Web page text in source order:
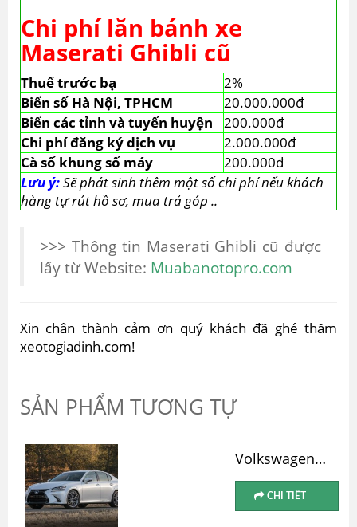
Chi phí lăn bánh xe
Maserati Ghibli cũ
Thuế trước bạ
2%
Biển số Hà Nội, TPHCM
20.000.000đ
Biển các tỉnh và tuyến huyện
200.000đ
Chi phí đăng ký dịch vụ
2.000.000đ
Cà số khung số máy
200.000đ
Lưu ý:Sẽ phát sinh thêm một số chi phí nếu khách
hàng tự rút hồ sơ, mua trả góp ..
>>> Thông tin Maserati Ghibli cũ được
lấy từ Website: Muabanotopro.com
Xin chân thành cảm ơn quý khách đã ghé thăm
xeotogiadinh.com!
SẢN PHẨM TƯƠNG TỰ
Volkswagen Jetta Cũ
CHI TIẾT